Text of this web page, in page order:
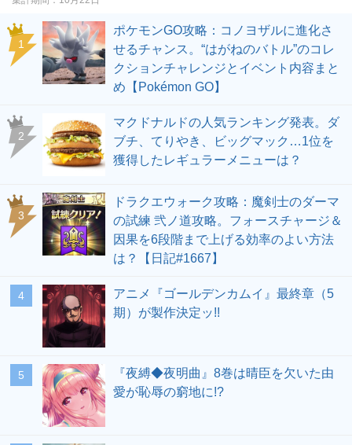
ポケモンGO攻略：コノヨザルに進化さ
せるチャンス。“はがねのバトル”のコレ
クションチャレンジとイベント内容まと
め【Pokémon GO】
マクドナルドの人気ランキング発表。ダ
ブチ、てりやき、ビッグマック…1位を
獲得したレギュラーメニューは？
ドラクエウォーク攻略：魔剣士のダーマ
の試練 弐ノ道攻略。フォースチャージ＆
因果を6段階まで上げる効率のよい方法
は？【日記#1667】
アニメ『ゴールデンカムイ』最終章（5
期）が製作決定ッ!!
『夜縛◆夜明曲』8巻は晴臣を欠いた由
愛が恥辱の窮地に!?